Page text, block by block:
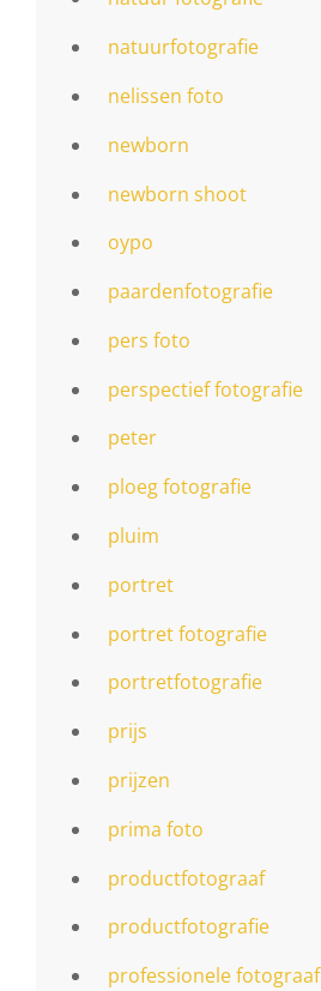
natuurfotografie
nelissen foto
newborn
newborn shoot
oypo
paardenfotografie
pers foto
perspectief fotografie
peter
ploeg fotografie
pluim
portret
portret fotografie
portretfotografie
prijs
prijzen
prima foto
productfotograaf
productfotografie
professionele fotograaf